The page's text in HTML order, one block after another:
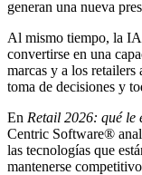
generan una nueva
Al mismo tiempo, la IA
convertirse en una
marcas y a los retailers
toma de decisiones y
En Retail 2026: qué le
Centric Software®
las tecnologías que
mantenerse